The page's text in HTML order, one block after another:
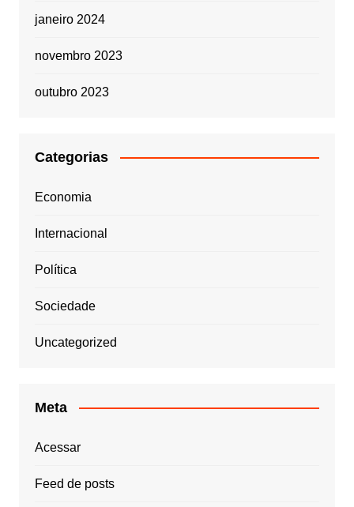
janeiro 2024
novembro 2023
outubro 2023
Categorias
Economia
Internacional
Política
Sociedade
Uncategorized
Meta
Acessar
Feed de posts